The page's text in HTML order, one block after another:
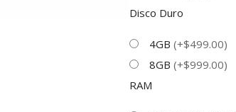
Disco Duro
4GB (+$499.00)
8GB (+$999.00)
RAM